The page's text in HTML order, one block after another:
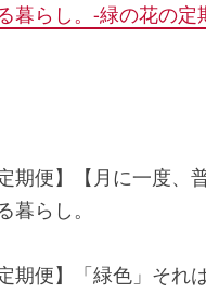
暮らし。-緑の花の定
期便】【月に一度、
暮らし。
期便】「緑色」それ